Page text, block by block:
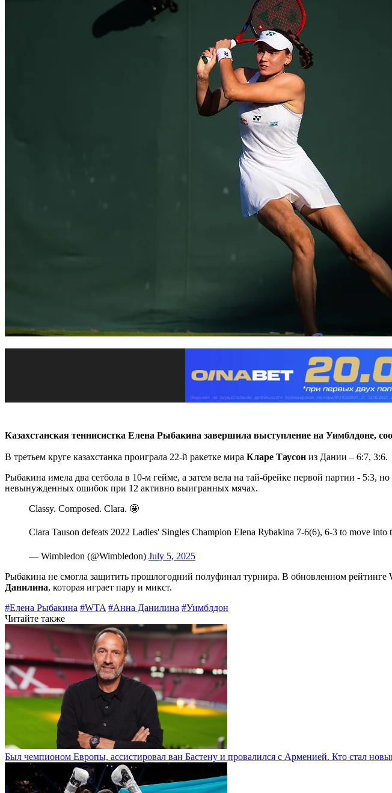
Казахстанская теннисистка Елена Рыбакина завершила выступление на Уимблдоне,
В третьем круге казахстанка проиграла 22-й ракетке мира Кларе Таусон из Дании – 6:7, 3:6.
Рыбакина имела два сетбола в 10-м гейме, а затем вела на тай-брейке первой партии - 5:3,
невынужденных ошибок при 12 активно выигранных мячах.
Classy. Composed. Clara. 🤩
Clara Tauson defeats 2022 Ladies' Singles Champion Elena Rybakina 7-6(6), 6-3 to move into
— Wimbledon (@Wimbledon) July 5, 2025
Рыбакина не смогла защитить прошлогодний полуфинал турнира. В обновленном рейтинге
Данилина, которая играет пару и микст.
#Елена Рыбакина #WTA #Анна Данилина #Уимблдон
Читайте также
Был чемпионом Европы, ассистировал ван Бастену и провалился с Арменией. Кто стал